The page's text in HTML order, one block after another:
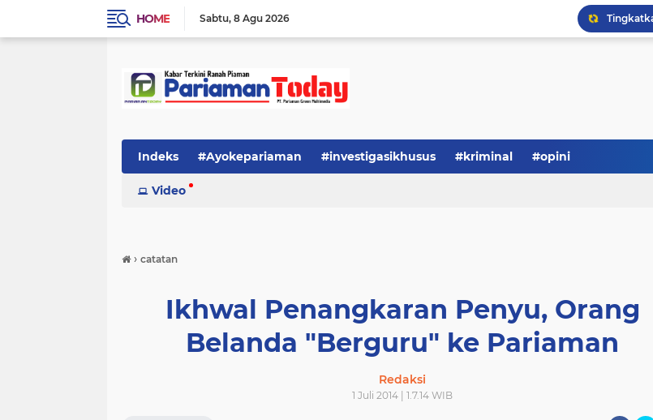
HOME Sabtu 8 Agu 2026
Serba-
Indeks #Ayokepariaman #investigasikhusus #kriminal #opini
Video
› catatan
Ikhwal Penangkaran Penyu, Orang
Belanda "Berguru" ke Pariaman
Redaksi
1 Juli 2014 | 1.7.14 WIB